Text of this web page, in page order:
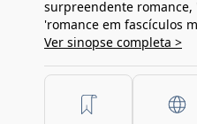
surpreendente romance,
'romance em fascículos
Ver sinopse completa >